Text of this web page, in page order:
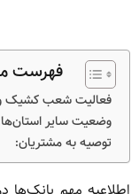
فهرست
فعالیت شعب کشیک
وضعیت سایر
توصیه به مشتریان: